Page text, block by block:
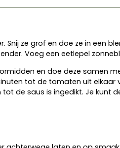
Snij ze grof en doe ze in een
Voeg een eetlepel
en doe deze samen
tot de tomaten uit elkaar
tot de saus is ingedikt. Je kunt